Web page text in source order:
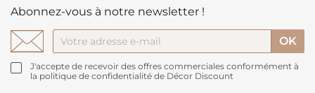
Abonnez-vous à notre newsletter !
J'accepte de recevoir des offres commerciales conformément à
la politique de confidentialité de Décor Discount